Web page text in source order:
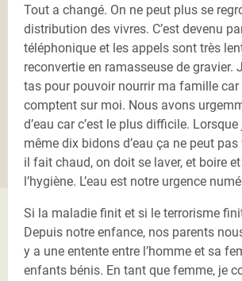
Tout a changé. On ne peut plus se
distribution des vivres. C’est devenu
téléphonique et les appels sont très
reconvertie en ramasseuse de gravier.
tas pour pouvoir nourrir ma famille
comptent sur moi. Nous avons
d’eau car c’est le plus difficile.
même dix bidons d’eau ça ne peut
il fait chaud, on doit se laver, et boire
l’hygiène. L’eau est notre urgence
Si la maladie finit et si le terrorisme
Depuis notre enfance, nos parents
y a une entente entre l’homme et sa
enfants bénis. En tant que femme, je